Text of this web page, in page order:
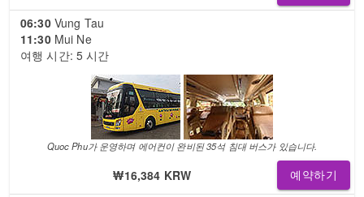
06:30Vung Tau
11:30Mui Ne
여행 시간: 5 시간
Quoc Phu가 운영하며 에어컨이 완비된 35석 침대 버스가 있습니다.
₩16,384 KRW 예약하기